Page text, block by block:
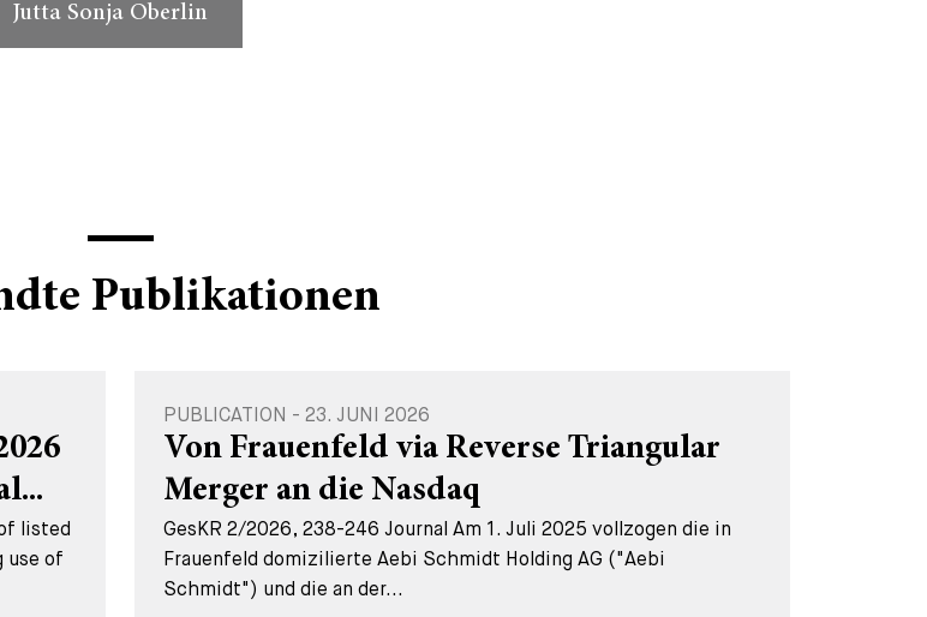
Jutta Sonja Oberlin
Publikationen
listed
use of
PUBLICATION - 23. JUNI 2026
Von Frauenfeld via Reverse Triangular
Merger an die Nasdaq
GesKR 2/2026, 238-246 Journal Am 1. Juli 2025 vollzogen die in
Frauenfeld domizilierte Aebi Schmidt Holding AG ("Aebi
Schmidt") und die an der...